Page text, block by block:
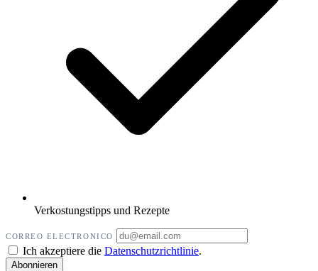
Verkostungstipps und Rezepte
CORREO ELECTRONICO
Ich akzeptiere die Datenschutzrichtlinie.